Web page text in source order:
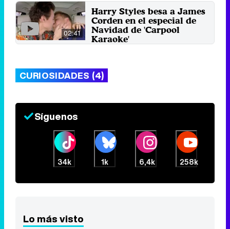
02:41
Harry Styles besa a James
Corden en el especial de
Navidad de 'Carpool
Karaoke'
CURIOSIDADES (4)
Síguenos
34k 1k 6,4k 258k
Lo más visto